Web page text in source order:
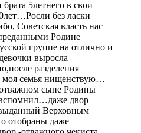
5летнего в свои
без ласки
Советская власть нас
Родине
группе на отлично и
выросла
разделения
моя семья нищенствую…
сыне Родины
двор
Верховным
отобраны даже